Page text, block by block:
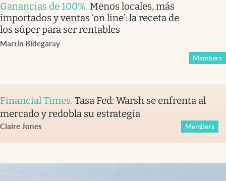
Ganancias de 100%. Menos locales, más
importados y ventas ‘on line’: la receta de
los súper para ser rentables
Martín Bidegaray
Members
Financial Times. Tasa Fed: Warsh se enfrenta al
mercado y redobla su estrategia
Claire Jones Members